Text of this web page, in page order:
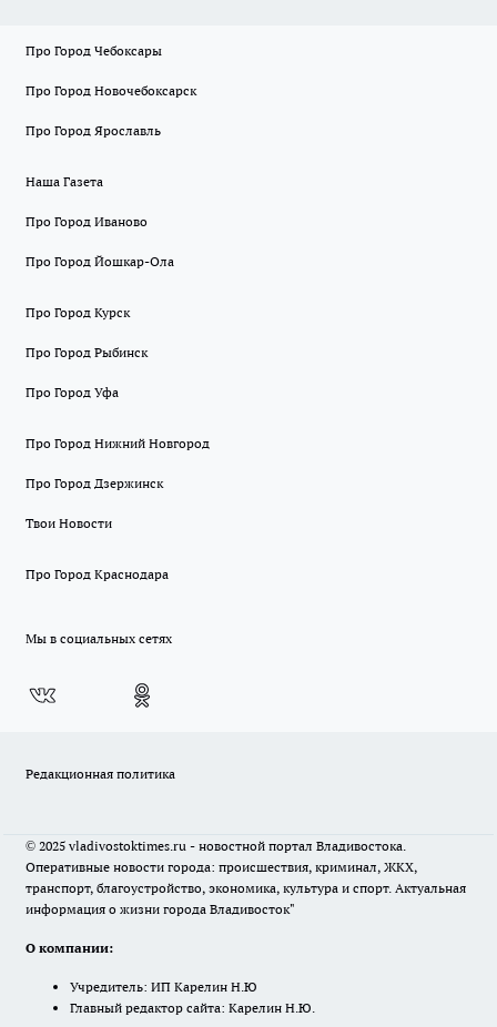
Про Город Чебоксары
Про Город Новочебоксарск
Про Город Ярославль
Наша Газета
Про Город Иваново
Про Город Йошкар-Ола
Про Город Курск
Про Город Рыбинск
Про Город Уфа
Про Город Нижний Новгород
Про Город Дзержинск
Твои Новости
Про Город Краснодара
Мы в социальных сетях
Редакционная политика
© 2025 vladivostoktimes.ru - новостной портал Владивостока.
Оперативные новости города: происшествия, криминал, ЖКХ,
транспорт, благоустройство, экономика, культура и спорт. Актуальная
информация о жизни города Владивосток"
О компании:
Учредитель: ИП Карелин Н.Ю
Главный редактор сайта: Карелин Н.Ю.